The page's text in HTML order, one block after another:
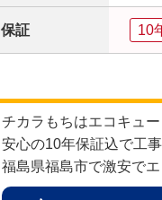
保証 10
チカラもちはエコキュ
安心の10年保証込で工
福島県福島市で激安で